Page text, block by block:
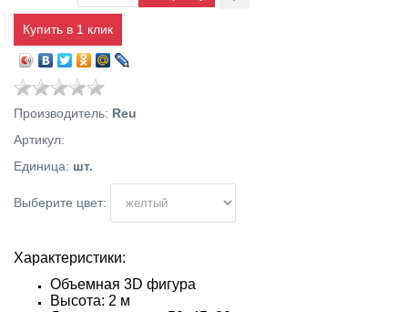
Купить в 1 клик
Производитель: Reu
Артикул:
Единица: шт.
Выберите цвет:
Характеристики:
Объемная 3D фигура
Высота: 2 м